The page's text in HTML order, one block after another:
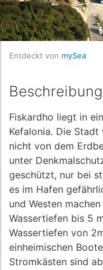
Entdeckt von mySea
Beschreibung
Fiskardho liegt in
Kefalonia. Die
nicht von dem
unter
geschützt, nur bei
es im Hafen
und Westen
Wassertiefen bis 5
Wassertiefen von
einheimischen
Stromkästen sind